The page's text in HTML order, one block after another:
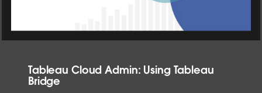
Video
Tableau Cloud Admin: Using Tableau
Bridge